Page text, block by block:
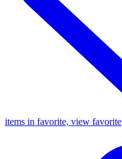
items in favorite, view favorite